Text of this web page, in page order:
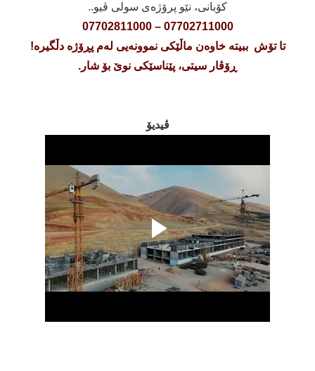
کۆبانی، نێو پرۆژەی سولی ڤیو..
07702711000 – 07702811000
تا تۆش ببیتە خاوەن ماڵێکی نموونەیی لەم پڕۆژە دڵگیرە!
ڕۆڤار سیتی، پێناسێکی نوێ بۆ شار.
ڤیدیۆ